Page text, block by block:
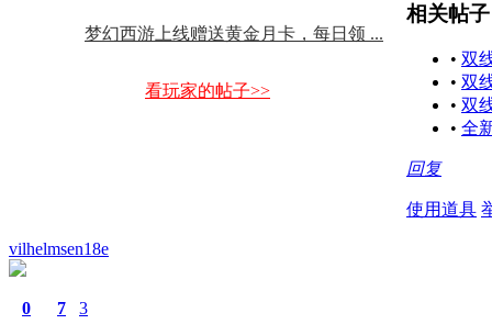
梦幻西游上线赠送黄金月卡，每日领 ...
看玩家的帖子>>
相关帖子
• 双
• 双
• 双
• 全
回复
使用道具
vilhelmsen18e
0 7 3